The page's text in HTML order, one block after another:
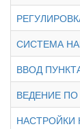
СИСТЕМА
ВВОД
ВЕДЕНИЕ
НАСТРОЙКИ